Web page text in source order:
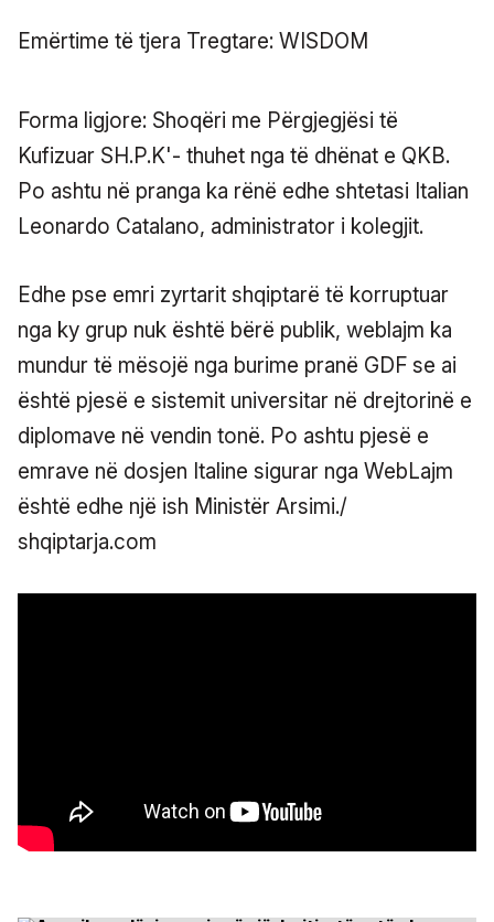
Emërtime të tjera Tregtare: WISDOM
Forma ligjore: Shoqëri me Përgjegjësi të
Kufizuar SH.P.K'- thuhet nga të dhënat e QKB.
Po ashtu në pranga ka rënë edhe shtetasi Italian
Leonardo Catalano, administrator i kolegjit.
Edhe pse emri zyrtarit shqiptarë të korruptuar
nga ky grup nuk është bërë publik, weblajm ka
mundur të mësojë nga burime pranë GDF se ai
është pjesë e sistemit universitar në drejtorinë e
diplomave në vendin tonë. Po ashtu pjesë e
emrave në dosjen Italine sigurar nga WebLajm
është edhe një ish Ministër Arsimi./
shqiptarja.com